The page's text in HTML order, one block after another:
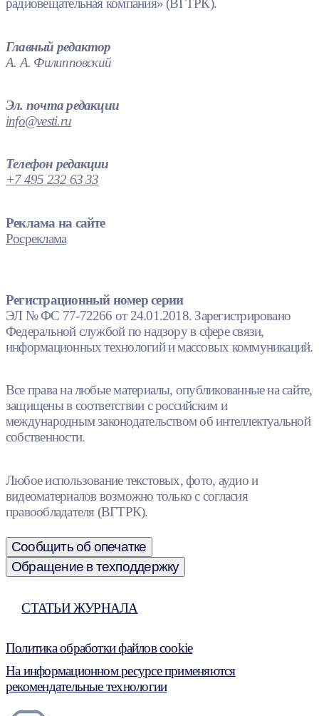
радиовещательная компания» (ВГТРК).
Главный редактор
А. А. Филипповский
Эл. почта редакции
info@vesti.ru
Телефон редакции
+7 495 232 63 33
Реклама на сайте
Росреклама
Регистрационный номер серии
ЭЛ № ФС 77-72266 от 24.01.2018. Зарегистрировано
Федеральной службой по надзору в сфере связи,
информационных технологий и массовых коммуникаций.
Все права на любые материалы, опубликованные на сайте,
защищены в соответствии с российским и
международным законодательством об интеллектуальной
собственности.
Любое использование текстовых, фото, аудио и
видеоматериалов возможно только с согласия
правообладателя (ВГТРК).
Сообщить об опечатке
Обращение в техподдержку
СТАТЬИ ЖУРНАЛА
Политика обработки файлов cookie
На информационном ресурсе применяются
рекомендательные технологии